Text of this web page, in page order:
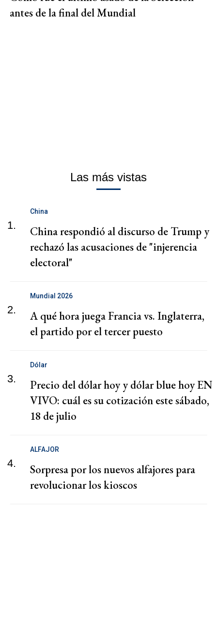
antes de la final del Mundial
Las más vistas
1.
China
China respondió al discurso de Trump y
rechazó las acusaciones de "injerencia
electoral"
2.
Mundial 2026
A qué hora juega Francia vs. Inglaterra,
el partido por el tercer puesto
3.
Dólar
Precio del dólar hoy y dólar blue hoy EN
VIVO: cuál es su cotización este sábado,
18 de julio
4.
ALFAJOR
Sorpresa por los nuevos alfajores para
revolucionar los kioscos